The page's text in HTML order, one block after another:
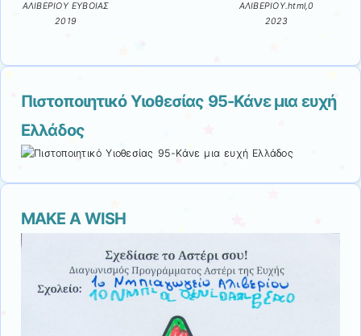
ΑΛΙΒΕΡΙΟΥ ΕΥΒΟΙΑΣ
2019
ΑΛΙΒΕΡΙΟΥ.html,0
2023
Πιστοποιητικό Υιοθεσίας 95-Κάνε μια ευχή
Ελλάδος
MAKE A WISH